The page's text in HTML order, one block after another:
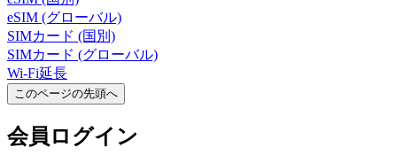
eSIM (グローバル)
SIMカード (国別)
SIMカード (グローバル)
Wi-Fi延長
このページの先頭へ
会員 ログイン